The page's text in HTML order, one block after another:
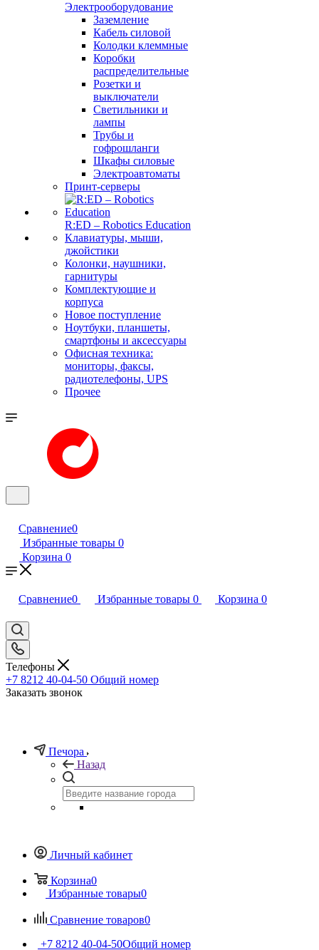
Электрооборудование
Заземление
Кабель силовой
Колодки клеммные
Коробки
распределительные
Розетки и
выключатели
Светильники и
лампы
Трубы и
гофрошланги
Шкафы силовые
Электроавтоматы
Принт-серверы
R:ED – Robotics Education
Клавиатуры, мыши,
джойстики
Колонки, наушники,
гарнитуры
Комплектующие и
корпуса
Новое поступление
Ноутбуки, планшеты,
смартфоны и аксессуары
Офисная техника:
мониторы, факсы,
радиотелефоны, UPS
Прочее
Сравнение0
Избранные товары 0
Корзина 0
Сравнение0 Избранные товары 0 Корзина 0
Телефоны
+7 8212 40-04-50 Общий номер
Заказать звонок
Печора
Назад
Личный кабинет
Корзина0
Избранные товары0
Сравнение товаров0
+7 8212 40-04-50Общий номер